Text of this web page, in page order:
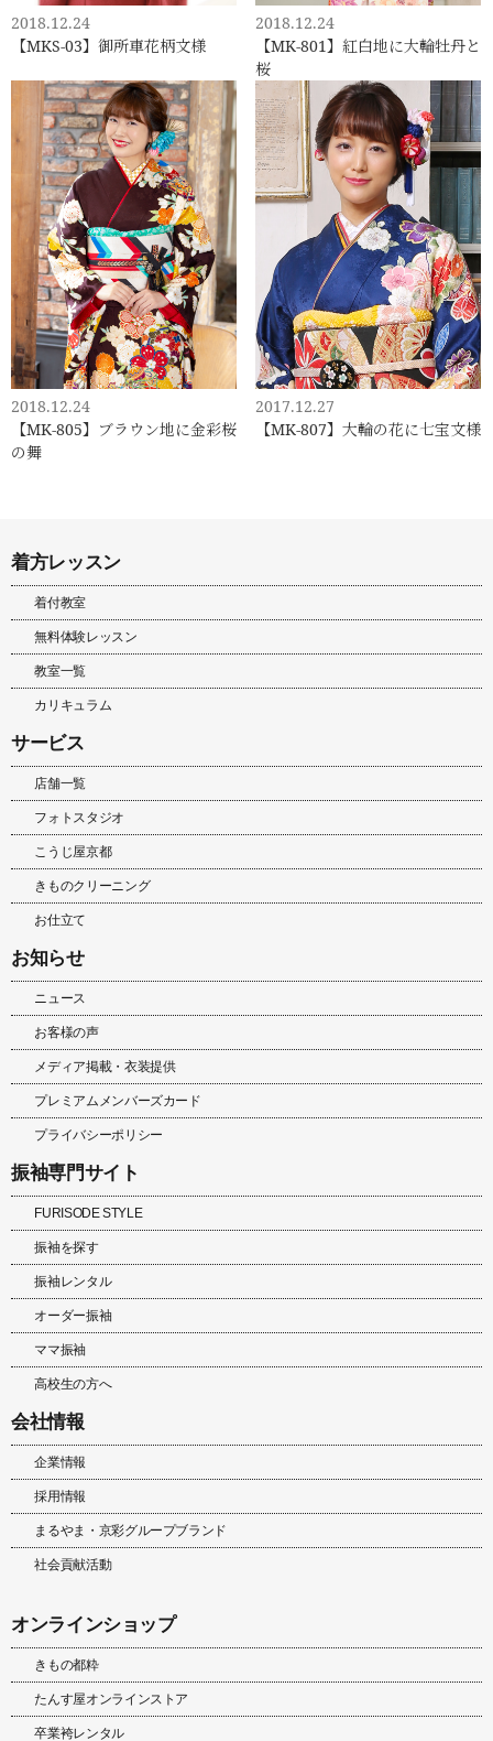
2018.12.24
【MKS-03】御所車花柄文様
2018.12.24
【MK-801】紅白地に大輪牡丹と
桜
2018.12.24
【MK-805】ブラウン地に金彩桜
の舞
2017.12.27
【MK-807】大輪の花に七宝文様
着方レッスン
着付教室
無料体験レッスン
教室一覧
カリキュラム
サービス
店舗一覧
フォトスタジオ
こうじ屋京都
きものクリーニング
お仕立て
お知らせ
ニュース
お客様の声
メディア掲載・衣装提供
プレミアムメンバーズカード
プライバシーポリシー
振袖専門サイト
FURISODE STYLE
振袖を探す
振袖レンタル
オーダー振袖
ママ振袖
高校生の方へ
会社情報
企業情報
採用情報
まるやま・京彩グループブランド
社会貢献活動
オンラインショップ
きもの都粋
たんす屋オンラインストア
卒業袴レンタル